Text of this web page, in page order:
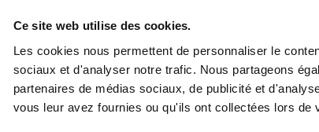
Ce site web utilise des cookies.
Les cookies nous permettent de personnaliser le
sociaux et d'analyser notre trafic. Nous partageons
partenaires de médias sociaux, de publicité et
vous leur avez fournies ou qu'ils ont collectées lors de
Advertising – 2min26
Director: Clémence Thurninger & Wawrzyniec Skoczylas
Production: Track 360 Production